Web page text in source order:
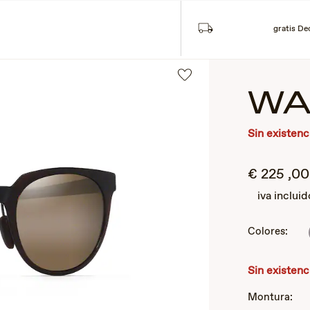
Búsqueda
Sin
€ 225 ,00
iva
Colores:
Sin
Montura:
gratis